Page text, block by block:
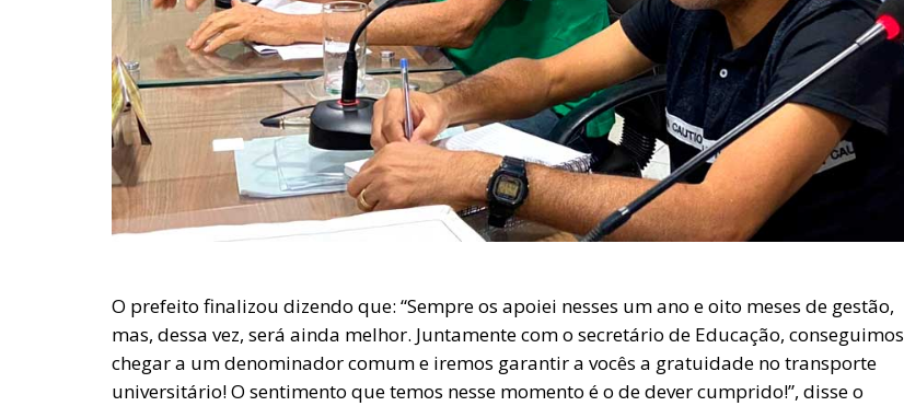
O prefeito finalizou dizendo que: “Sempre os apoiei nesses um ano e oito meses de gestão,
mas, dessa vez, será ainda melhor. Juntamente com o secretário de Educação, conseguimos
chegar a um denominador comum e iremos garantir a vocês a gratuidade no transporte
universitário! O sentimento que temos nesse momento é o de dever cumprido!”, disse o